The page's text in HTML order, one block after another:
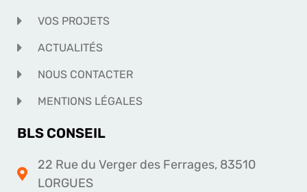
VOS PROJETS
ACTUALITÉS
NOUS CONTACTER
MENTIONS LÉGALES
BLS CONSEIL
22 Rue du Verger des Ferrages, 83510
LORGUES